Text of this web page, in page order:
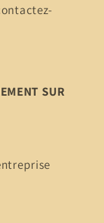
SUR